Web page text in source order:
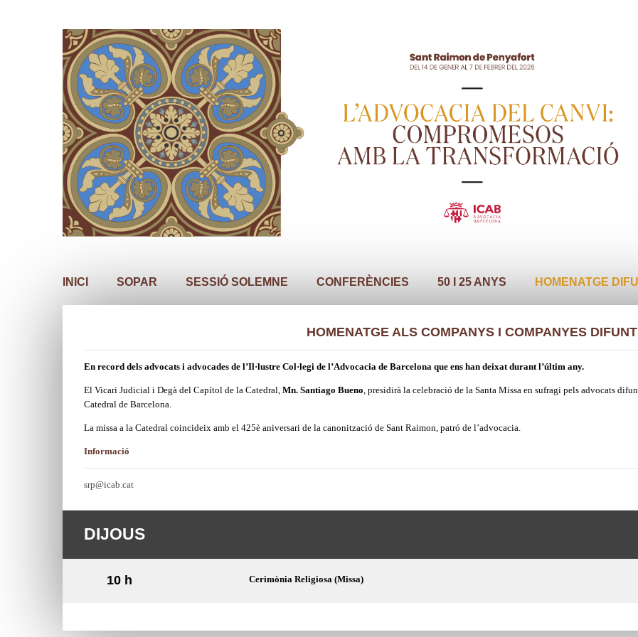
INICI SOPAR SESSIÓ SOLEMNE CONFERÈNCIES 50 I 25 ANYS HOMENATGE
HOMENATGE ALS COMPANYS I COMPANYES
En record dels advocats i advocades de l’Il·lustre Col·legi de l’Advocacia de Barcelona que ens han deixat durant l’últim any.
El Vicari Judicial i Degà del Capítol de la Catedral, Mn. Santiago Bueno, presidirà la celebració de la Santa Missa en sufragi pels advocats
Catedral de Barcelona.
La missa a la Catedral coincideix amb el 425è aniversari de la canonització de Sant Raimon, patró de l’advocacia.
Informació
srp@icab.cat
DIJOUS
10 h Cerimònia Religiosa (Missa)